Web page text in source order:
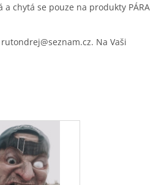
a chytá se pouze na produkty PÁRA
Na Vaši